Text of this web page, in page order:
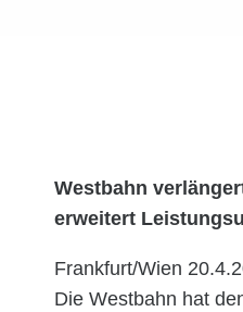
Westbahn
erweitert
Frankfurt/Wien
Die Westbahn hat